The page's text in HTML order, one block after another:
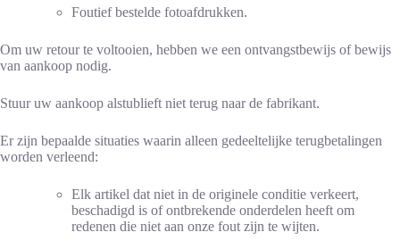
Foutief bestelde fotoafdrukken.
Om uw retour te voltooien, hebben we een ontvangstbewijs of bewijs
van aankoop nodig.
Stuur uw aankoop alstublieft niet terug naar de fabrikant.
Er zijn bepaalde situaties waarin alleen gedeeltelijke terugbetalingen
worden verleend:
Elk artikel dat niet in de originele conditie verkeert,
beschadigd is of ontbrekende onderdelen heeft om
redenen die niet aan onze fout zijn te wijten.